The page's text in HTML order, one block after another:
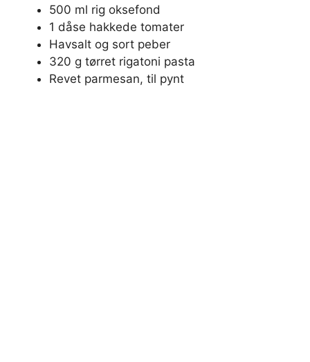
500 ml rig oksefond
1 dåse hakkede tomater
Havsalt og sort peber
320 g tørret rigatoni pasta
Revet parmesan, til pynt